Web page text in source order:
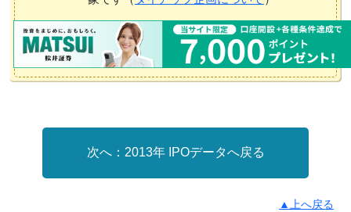
2013年 IPOデータへ戻る
▲上へ戻る